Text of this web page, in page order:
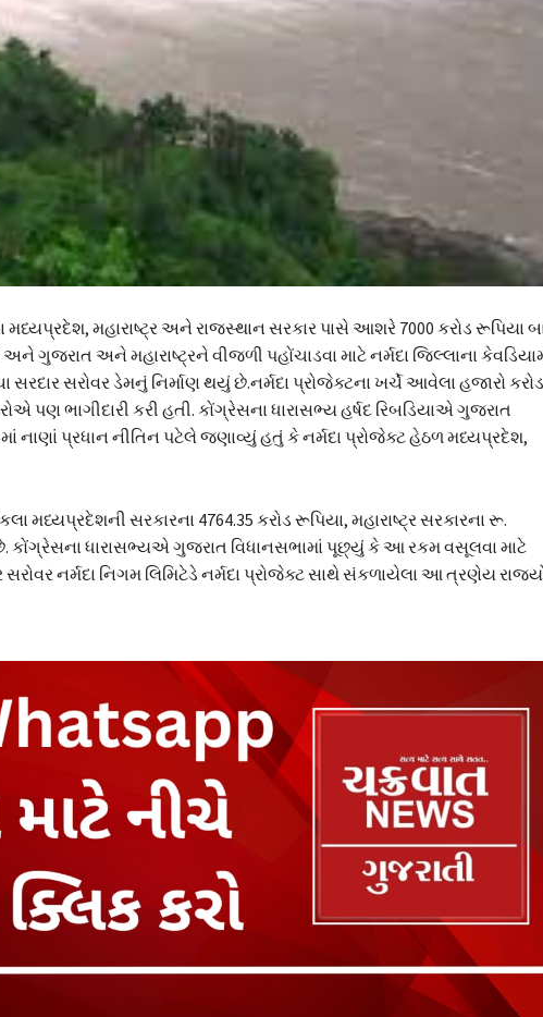
મહારાષ્ટ્ર અને રાજસ્થાન સરકાર પાસે આશરે 7000 કરોડ રૂપિયા
ગુજરાત અને મહારાષ્ટ્રને વીજળી પહોંચાડવા માટે નર્મદા જિલ્લાના
સરોવર ડેમનું નિર્માણ થયું છે.નર્મદા પ્રોજેક્ટના ખર્ચે આવેલા હજારો કરોડ
પણ ભાગીદારી કરી હતી. કોંગ્રેસના ધારાસભ્ય હર્ષદ રિબડિયાએ ગુજરાત
નાણાં પ્રધાન નીતિન પટેલે જણાવ્યું હતું કે નર્મદા પ્રોજેક્ટ હેઠળ મધ્યપ્રદેશ,
સરકારના 4764.35 કરોડ રૂપિયા, મહારાષ્ટ્ર સરકારના રૂ.
છે. કોંગ્રેસના ધારાસભ્યએ ગુજરાત વિધાનસભામાં પૂછ્યું કે આ રકમ વસૂલવા માટે
નર્મદા નિગમ લિમિટેડે નર્મદા પ્રોજેક્ટ સાથે સંકળાયેલા આ ત્રણેય